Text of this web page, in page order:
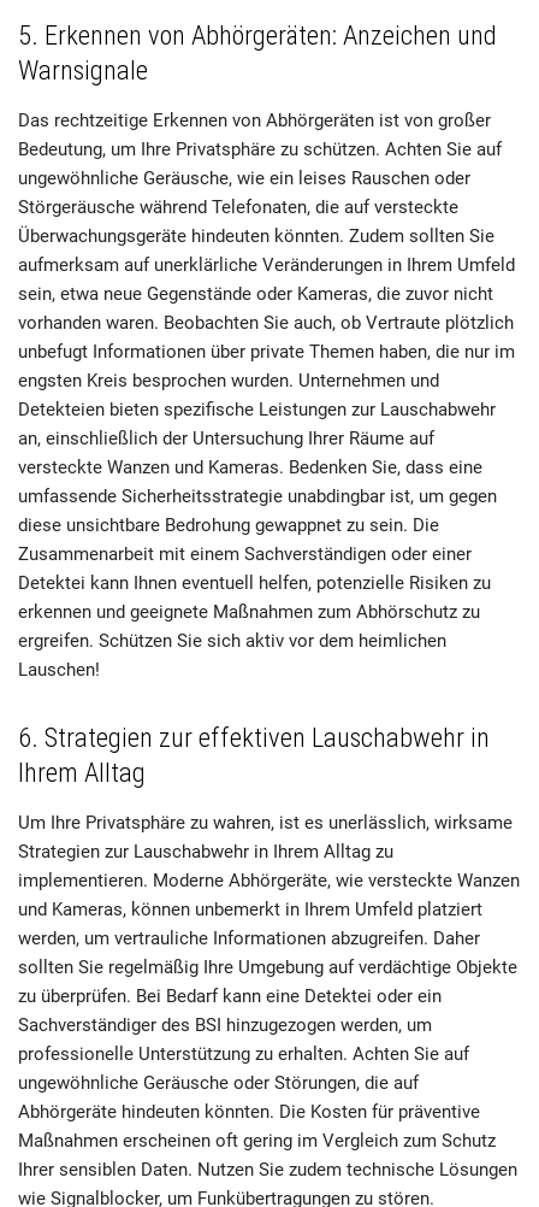
5. Erkennen von Abhörgeräten: Anzeichen und
Warnsignale
Das rechtzeitige Erkennen von Abhörgeräten ist von großer
Bedeutung, um Ihre Privatsphäre zu schützen. Achten Sie auf
ungewöhnliche Geräusche, wie ein leises Rauschen oder
Störgeräusche während Telefonaten, die auf versteckte
Überwachungsgeräte hindeuten könnten. Zudem sollten Sie
aufmerksam auf unerklärliche Veränderungen in Ihrem Umfeld
sein, etwa neue Gegenstände oder Kameras, die zuvor nicht
vorhanden waren. Beobachten Sie auch, ob Vertraute plötzlich
unbefugt Informationen über private Themen haben, die nur im
engsten Kreis besprochen wurden. Unternehmen und
Detekteien bieten spezifische Leistungen zur Lauschabwehr
an, einschließlich der Untersuchung Ihrer Räume auf
versteckte Wanzen und Kameras. Bedenken Sie, dass eine
umfassende Sicherheitsstrategie unabdingbar ist, um gegen
diese unsichtbare Bedrohung gewappnet zu sein. Die
Zusammenarbeit mit einem Sachverständigen oder einer
Detektei kann Ihnen eventuell helfen, potenzielle Risiken zu
erkennen und geeignete Maßnahmen zum Abhörschutz zu
ergreifen. Schützen Sie sich aktiv vor dem heimlichen
Lauschen!
6. Strategien zur effektiven Lauschabwehr in
Ihrem Alltag
Um Ihre Privatsphäre zu wahren, ist es unerlässlich, wirksame
Strategien zur Lauschabwehr in Ihrem Alltag zu
implementieren. Moderne Abhörgeräte, wie versteckte Wanzen
und Kameras, können unbemerkt in Ihrem Umfeld platziert
werden, um vertrauliche Informationen abzugreifen. Daher
sollten Sie regelmäßig Ihre Umgebung auf verdächtige Objekte
zu überprüfen. Bei Bedarf kann eine Detektei oder ein
Sachverständiger des BSI hinzugezogen werden, um
professionelle Unterstützung zu erhalten. Achten Sie auf
ungewöhnliche Geräusche oder Störungen, die auf
Abhörgeräte hindeuten könnten. Die Kosten für präventive
Maßnahmen erscheinen oft gering im Vergleich zum Schutz
Ihrer sensiblen Daten. Nutzen Sie zudem technische Lösungen
wie Signalblocker, um Funkübertragungen zu stören.